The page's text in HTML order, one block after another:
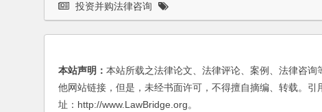
投资并购法律咨询
本站声明： 本站所载之法律论文、法律评论、案例、法律咨
他网站链接，但是，未经书面许可，不得擅自摘编、转载。
址：http://www.LawBridge.org。